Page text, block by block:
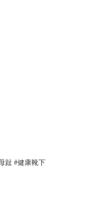
趾 #健康靴下